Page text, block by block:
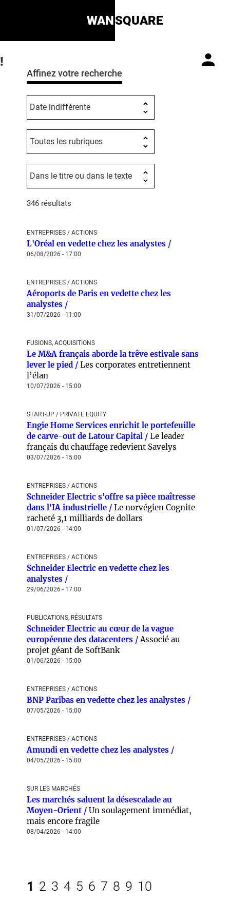
WANSQUARE
!
Affinez votre recherche
346 résultats
ENTREPRISES / ACTIONS
L'Oréal en vedette chez les analystes /
06/08/2026 - 17:00
ENTREPRISES / ACTIONS
Aéroports de Paris en vedette chez les
analystes /
31/07/2026 - 11:00
FUSIONS, ACQUISITIONS
Le M&A français aborde la trêve estivale sans
lever le pied / Les corporates entretiennent
l’élan
10/07/2026 - 15:00
START-UP / PRIVATE EQUITY
Engie Home Services enrichit le portefeuille
de carve-out de Latour Capital / Le leader
français du chauffage redevient Savelys
03/07/2026 - 15:00
ENTREPRISES / ACTIONS
Schneider Electric s'offre sa pièce maîtresse
dans l'IA industrielle / Le norvégien Cognite
racheté 3,1 milliards de dollars
01/07/2026 - 14:00
ENTREPRISES / ACTIONS
Schneider Electric en vedette chez les
analystes /
29/06/2026 - 17:00
PUBLICATIONS, RÉSULTATS
Schneider Electric au cœur de la vague
européenne des datacenters /Associé au
projet géant de SoftBank
01/06/2026 - 15:00
ENTREPRISES / ACTIONS
BNP Paribas en vedette chez les analystes /
07/05/2026 - 15:00
ENTREPRISES / ACTIONS
Amundi en vedette chez les analystes /
04/05/2026 - 15:00
SUR LES MARCHÉS
Les marchés saluent la désescalade au
Moyen-Orient / Un soulagement immédiat,
mais encore fragile
08/04/2026 - 14:00
1 2 3 4 5 6 7 8 9 10